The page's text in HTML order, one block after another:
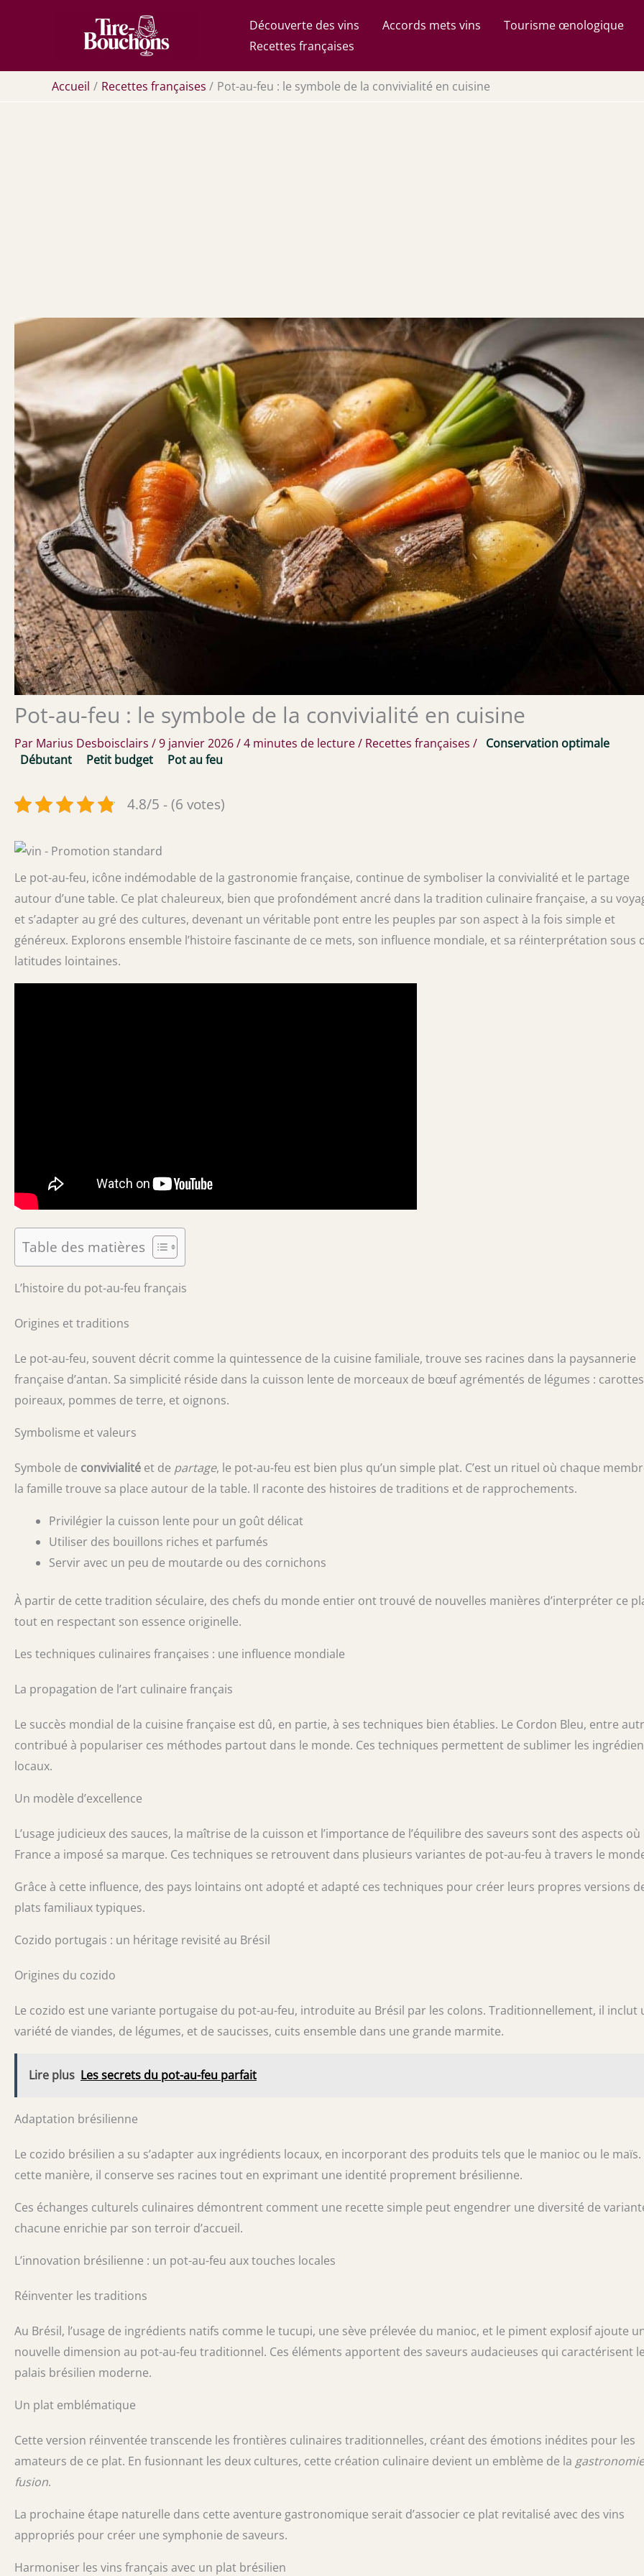
Découverte des vins Accords mets vins Tourisme œnologique
Recettes françaises
Accueil Recettes françaises Pot-au-feu : le symbole de la convivialité en cuisine
Pot-au-feu : le symbole de la convivialité en cuisine
Par Marius Desboisclairs /9 janvier 2026/4 minutes de lecture/ Recettes françaises / Conservation optimale
Débutant
Petit budget Pot au feu
4.8/5 - (6 votes)
Le pot-au-feu, icône indémodable de la gastronomie française, continue de symboliser la convivialité et le partage
autour d’une table. Ce plat chaleureux, bien que profondément ancré dans la tradition culinaire française, a su
et s’adapter au gré des cultures, devenant un véritable pont entre les peuples par son aspect à la fois simple et
généreux. Explorons ensemble l’histoire fascinante de ce mets, son influence mondiale, et sa réinterprétation sous
latitudes lointaines.
Table des matières
L’histoire du pot-au-feu français
Origines et traditions
Le pot-au-feu, souvent décrit comme la quintessence de la cuisine familiale, trouve ses racines dans la paysannerie
française d’antan. Sa simplicité réside dans la cuisson lente de morceaux de bœuf agrémentés de légumes :
poireaux, pommes de terre, et oignons.
Symbolisme et valeurs
Symbole de convivialité et de partage, le pot-au-feu est bien plus qu’un simple plat. C’est un rituel où chaque
la famille trouve sa place autour de la table. Il raconte des histoires de traditions et de rapprochements.
Privilégier la cuisson lente pour un goût délicat
Utiliser des bouillons riches et parfumés
Servir avec un peu de moutarde ou des cornichons
À partir de cette tradition séculaire, des chefs du monde entier ont trouvé de nouvelles manières d’interpréter ce
tout en respectant son essence originelle.
Les techniques culinaires françaises : une influence mondiale
La propagation de l’art culinaire français
Le succès mondial de la cuisine française est dû, en partie, à ses techniques bien établies. Le Cordon Bleu, entre
contribué à populariser ces méthodes partout dans le monde. Ces techniques permettent de sublimer les
locaux.
Un modèle d’excellence
L’usage judicieux des sauces, la maîtrise de la cuisson et l’importance de l’équilibre des saveurs sont des aspects où
France a imposé sa marque. Ces techniques se retrouvent dans plusieurs variantes de pot-au-feu à travers le
Grâce à cette influence, des pays lointains ont adopté et adapté ces techniques pour créer leurs propres versions
plats familiaux typiques.
Cozido portugais : un héritage revisité au Brésil
Origines du cozido
Le cozido est une variante portugaise du pot-au-feu, introduite au Brésil par les colons. Traditionnellement, il inclut
variété de viandes, de légumes, et de saucisses, cuits ensemble dans une grande marmite.
Lire plus Les secrets du pot-au-feu parfait
Adaptation brésilienne
Le cozido brésilien a su s’adapter aux ingrédients locaux, en incorporant des produits tels que le manioc ou le maïs.
cette manière, il conserve ses racines tout en exprimant une identité proprement brésilienne.
Ces échanges culturels culinaires démontrent comment une recette simple peut engendrer une diversité de
chacune enrichie par son terroir d’accueil.
L’innovation brésilienne : un pot-au-feu aux touches locales
Réinventer les traditions
Au Brésil, l’usage de ingrédients natifs comme le tucupi, une sève prélevée du manioc, et le piment explosif ajoute
nouvelle dimension au pot-au-feu traditionnel. Ces éléments apportent des saveurs audacieuses qui caractérisent le
palais brésilien moderne.
Un plat emblématique
Cette version réinventée transcende les frontières culinaires traditionnelles, créant des émotions inédites pour les
amateurs de ce plat. En fusionnant les deux cultures, cette création culinaire devient un emblème de la gastronomie
fusion.
La prochaine étape naturelle dans cette aventure gastronomique serait d’associer ce plat revitalisé avec des vins
appropriés pour créer une symphonie de saveurs.
Harmoniser les vins français avec un plat brésilien